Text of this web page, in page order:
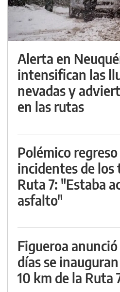
Alerta en
intensifican las
nevadas y
en las rutas
Polémico regreso
incidentes de los
Ruta 7: "Estaba
asfalto"
Figueroa
días se
10 km de la Ruta